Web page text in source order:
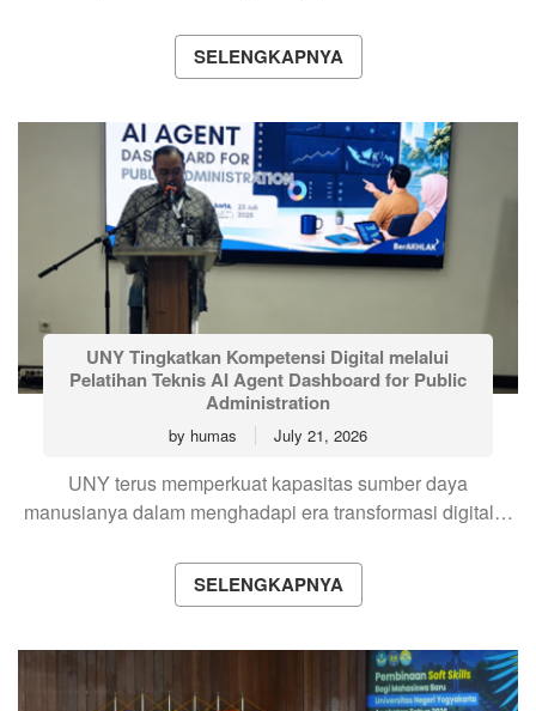
SELENGKAPNYA
UNY Tingkatkan Kompetensi Digital melalui
Pelatihan Teknis AI Agent Dashboard for Public
Administration
by humas July 21, 2026
UNY terus memperkuat kapasitas sumber daya
manusianya dalam menghadapi era transformasi digital…
SELENGKAPNYA